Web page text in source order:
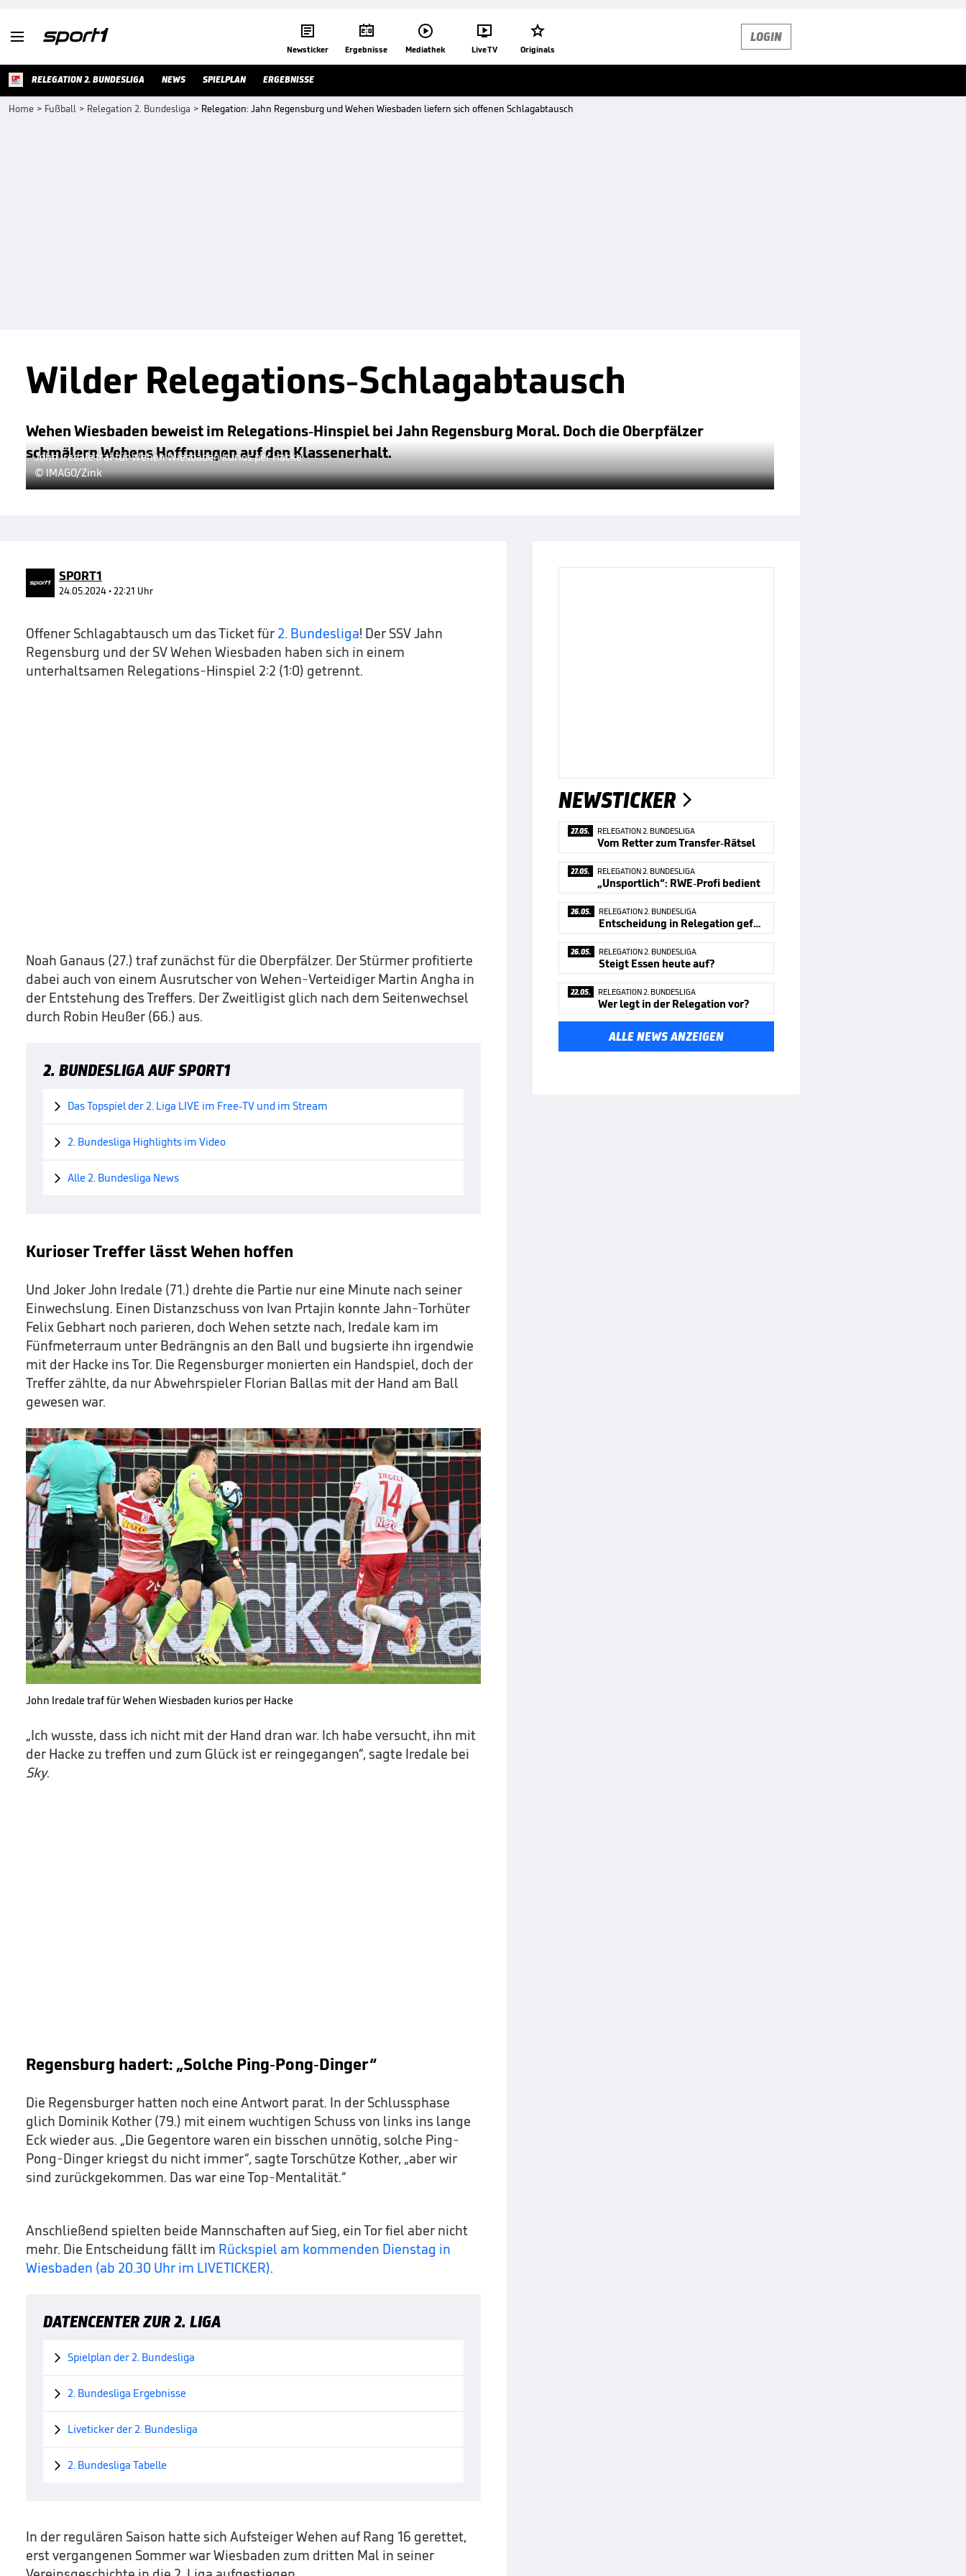
 
Newsticker

Ergebnisse

Mediathek

Live TV

Originals
LOGIN
RELEGATION 2. BUNDESLIGA NEWS SPIELPLAN ERGEBNISSE
Home > Fußball > Relegation 2. Bundesliga > Relegation: Jahn Regensburg und Wehen Wiesbaden liefern sich offenen Schlagabtausch
Wilder Relegations-Schlagabtausch
Wehen Wiesbaden beweist im Relegations-Hinspiel bei Jahn Regensburg Moral. Doch die Oberpfälzer
schmälern Wehens Hoffnungen auf den Klassenerhalt.
John Iredale traf für Wehen Wiesbaden kurios per Hacke
© IMAGO/Zink
SPORT1
24.05.2024 • 22:21 Uhr
Offener Schlagabtausch um das Ticket für 2. Bundesliga! Der SSV Jahn
Regensburg und der SV Wehen Wiesbaden haben sich in einem
unterhaltsamen Relegations-Hinspiel 2:2 (1:0) getrennt.
Noah Ganaus (27.) traf zunächst für die Oberpfälzer. Der Stürmer profitierte
dabei auch von einem Ausrutscher von Wehen-Verteidiger Martin Angha in
der Entstehung des Treffers. Der Zweitligist glich nach dem Seitenwechsel
durch Robin Heußer (66.) aus.
2. BUNDESLIGA AUF SPORT1
 Das Topspiel der 2. Liga LIVE im Free-TV und im Stream
 2. Bundesliga Highlights im Video
 Alle 2. Bundesliga News
Kurioser Treffer lässt Wehen hoffen
Und Joker John Iredale (71.) drehte die Partie nur eine Minute nach seiner
Einwechslung. Einen Distanzschuss von Ivan Prtajin konnte Jahn-Torhüter
Felix Gebhart noch parieren, doch Wehen setzte nach, Iredale kam im
Fünfmeterraum unter Bedrängnis an den Ball und bugsierte ihn irgendwie
mit der Hacke ins Tor. Die Regensburger monierten ein Handspiel, doch der
Treffer zählte, da nur Abwehrspieler Florian Ballas mit der Hand am Ball
gewesen war.
John Iredale traf für Wehen Wiesbaden kurios per Hacke
„Ich wusste, dass ich nicht mit der Hand dran war. Ich habe versucht, ihn mit
der Hacke zu treffen und zum Glück ist er reingegangen“, sagte Iredale bei
Sky.
Regensburg hadert: „Solche Ping-Pong-Dinger“
Die Regensburger hatten noch eine Antwort parat. In der Schlussphase
glich Dominik Kother (79.) mit einem wuchtigen Schuss von links ins lange
Eck wieder aus. „Die Gegentore waren ein bisschen unnötig, solche Ping-
Pong-Dinger kriegst du nicht immer“, sagte Torschütze Kother, „aber wir
sind zurückgekommen. Das war eine Top-Mentalität.“
Anschließend spielten beide Mannschaften auf Sieg, ein Tor fiel aber nicht
mehr. Die Entscheidung fällt im Rückspiel am kommenden Dienstag in
Wiesbaden (ab 20.30 Uhr im LIVETICKER).
DATENCENTER ZUR 2. LIGA
 Spielplan der 2. Bundesliga
 2. Bundesliga Ergebnisse
 Liveticker der 2. Bundesliga
 2. Bundesliga Tabelle
In der regulären Saison hatte sich Aufsteiger Wehen auf Rang 16 gerettet,
erst vergangenen Sommer war Wiesbaden zum dritten Mal in seiner
NEWSTICKER 
27.05. RELEGATION 2. BUNDESLIGA
Vom Retter zum Transfer-Rätsel
27.05. RELEGATION 2. BUNDESLIGA
„Unsportlich“: RWE-Profi bedient
26.05. RELEGATION 2. BUNDESLIGA
Entscheidung in Relegation gefallen!
26.05. RELEGATION 2. BUNDESLIGA
Steigt Essen heute auf?
22.05. RELEGATION 2. BUNDESLIGA
Wer legt in der Relegation vor?
ALLE NEWS ANZEIGEN